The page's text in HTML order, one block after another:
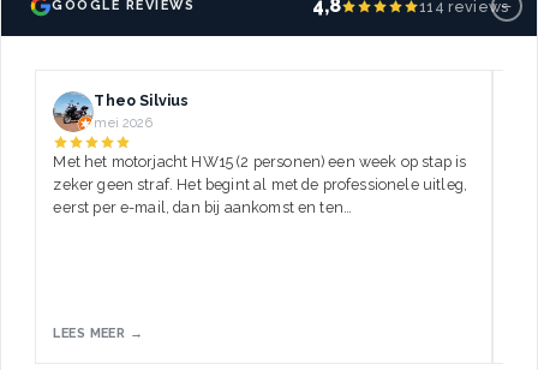
GOOGLE REVIEWS 4,8 114 reviews−
Theo Silvius
mei 2026
Met het motorjacht HW15 (2 personen) een week op stap is
zeker geen straf. Het begint al met de professionele uitleg,
eerst per e-mail, dan bij aankomst en ten…
LEES MEER →